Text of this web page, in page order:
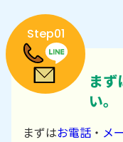
Step01
ま
い。
まずはお電話 ・ メ